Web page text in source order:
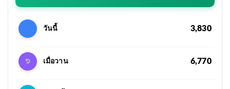
วันนี้ 3,830
เมื่อวาน 6,770